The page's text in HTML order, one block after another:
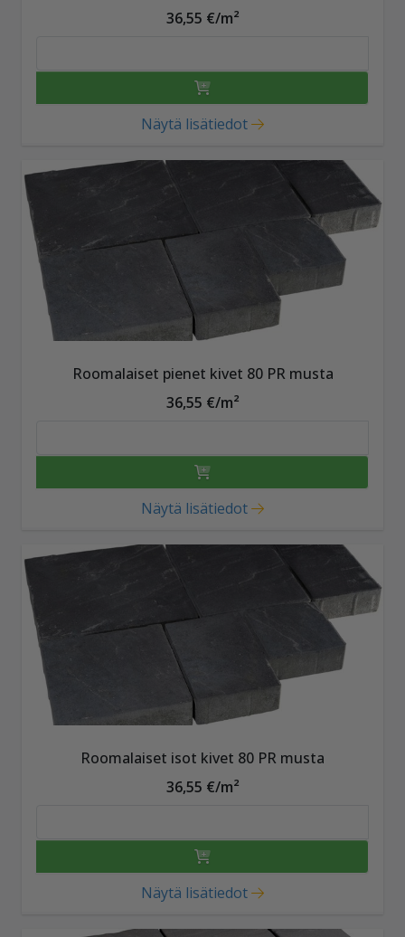
36,55 €/m²
Näytä lisätiedot
Roomalaiset pienet kivet 80 PR musta
36,55 €/m²
Näytä lisätiedot
Roomalaiset isot kivet 80 PR musta
36,55 €/m²
Näytä lisätiedot